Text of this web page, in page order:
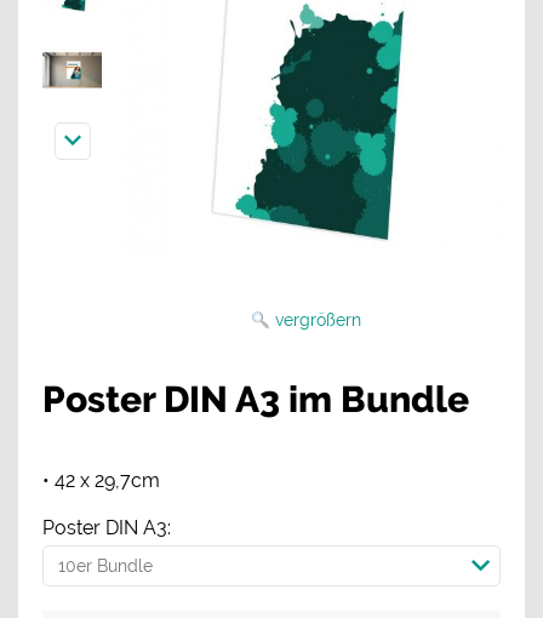
vergrößern
Poster DIN A3 im Bundle
• 42 x 29,7cm
Poster DIN A3: